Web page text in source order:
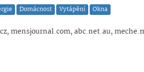
Domácnost Vytápění Okna
mensjournal.com, abc.net.au,